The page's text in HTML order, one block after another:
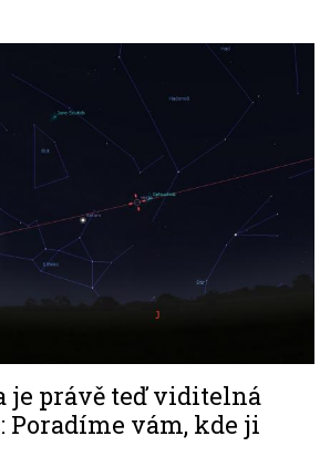
je právě teď viditelná
Poradíme vám, kde ji